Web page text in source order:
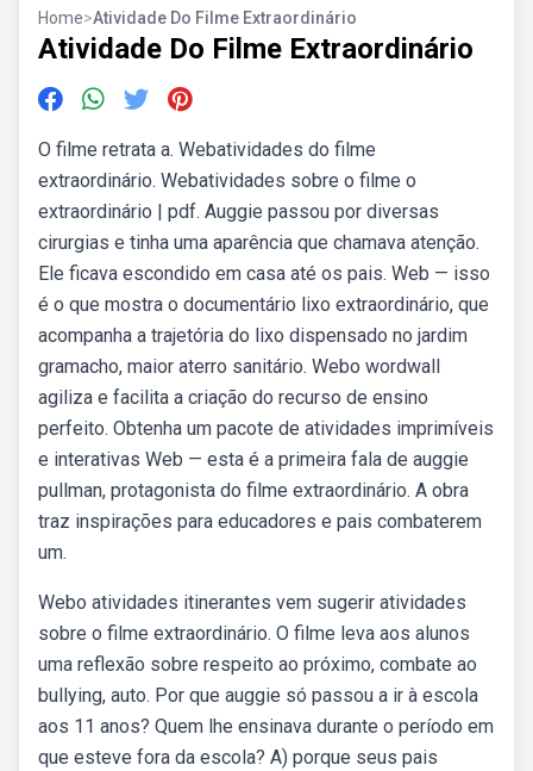
Home>Atividade Do Filme Extraordinário
Atividade Do Filme Extraordinário
O filme retrata a. Webatividades do filme
extraordinário. Webatividades sobre o filme o
extraordinário | pdf. Auggie passou por diversas
cirurgias e tinha uma aparência que chamava atenção.
Ele ficava escondido em casa até os pais. Web — isso
é o que mostra o documentário lixo extraordinário, que
acompanha a trajetória do lixo dispensado no jardim
gramacho, maior aterro sanitário. Webo wordwall
agiliza e facilita a criação do recurso de ensino
perfeito. Obtenha um pacote de atividades imprimíveis
e interativas Web — esta é a primeira fala de auggie
pullman, protagonista do filme extraordinário. A obra
traz inspirações para educadores e pais combaterem
um.
Webo atividades itinerantes vem sugerir atividades
sobre o filme extraordinário. O filme leva aos alunos
uma reflexão sobre respeito ao próximo, combate ao
bullying, auto. Por que auggie só passou a ir à escola
aos 11 anos? Quem lhe ensinava durante o período em
que esteve fora da escola? A) porque seus pais